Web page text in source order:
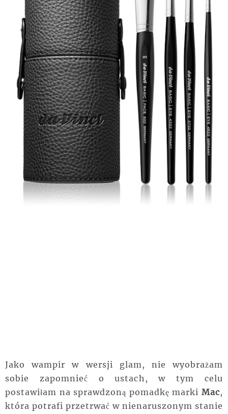
Jako wampir w wersji glam, nie wyobrażam
sobie zapomnieć o ustach, w tym celu
postawiłam na sprawdzoną pomadkę marki Mac,
która potrafi przetrwać w nienaruszonym stanie